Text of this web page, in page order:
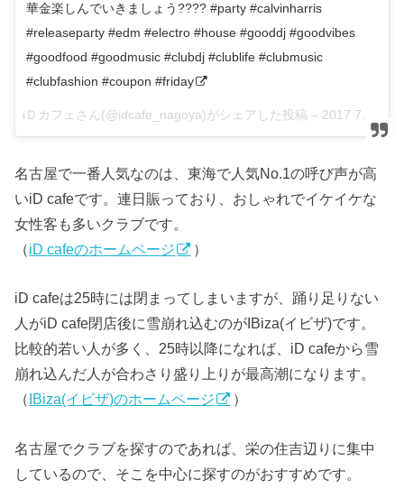
華金楽しんでいきましょう???? #party #calvinharris
#releaseparty #edm #electro #house #gooddj #goodvibes
#goodfood #goodmusic #clubdj #clublife #clubmusic
#clubfashion #coupon #friday
iＤカフェさん(@idcafe_nagoya)がシェアした投稿 – 2017 7月 7 3:24午前 PDT
名古屋で一番人気なのは、東海で人気No.1の呼び声が高
いiD cafeです。連日賑っており、おしゃれでイケイケな
女性客も多いクラブです。
（iD cafeのホームページ ）
iD cafeは25時には閉まってしまいますが、踊り足りない
人がiD cafe閉店後に雪崩れ込むのがIBiza(イビザ)です。
比較的若い人が多く、25時以降になれば、iD cafeから雪
崩れ込んだ人が合わさり盛り上りが最高潮になります。
（IBiza(イビザ)のホームページ ）
名古屋でクラブを探すのであれば、栄の住吉辺りに集中
しているので、そこを中心に探すのがおすすめです。